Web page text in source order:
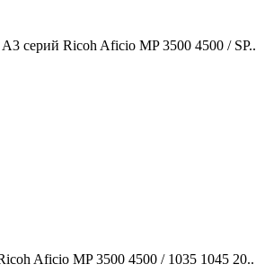
серий Ricoh Aficio MP 3500 4500 / SP..
Aficio MP 3500 4500 / 1035 1045 20..